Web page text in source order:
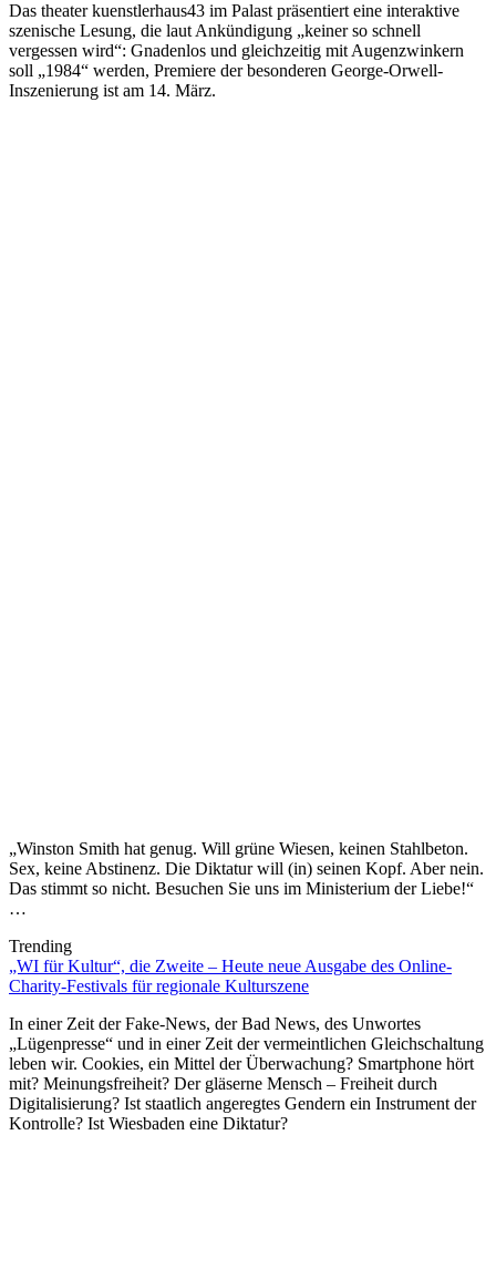
Das theater kuenstlerhaus43 im Palast präsentiert eine interaktive
szenische Lesung, die laut Ankündigung „keiner so schnell
vergessen wird“: Gnadenlos und gleichzeitig mit Augenzwinkern
soll „1984“ werden, Premiere der besonderen George-Orwell-
Inszenierung ist am 14. März.
„Winston Smith hat genug. Will grüne Wiesen, keinen Stahlbeton.
Sex, keine Abstinenz. Die Diktatur will (in) seinen Kopf. Aber nein.
Das stimmt so nicht. Besuchen Sie uns im Ministerium der Liebe!“
…
Trending
„WI für Kultur“, die Zweite – Heute neue Ausgabe des Online-
Charity-Festivals für regionale Kulturszene
In einer Zeit der Fake-News, der Bad News, des Unwortes
„Lügenpresse“ und in einer Zeit der vermeintlichen Gleichschaltung
leben wir. Cookies, ein Mittel der Überwachung? Smartphone hört
mit? Meinungsfreiheit? Der gläserne Mensch – Freiheit durch
Digitalisierung? Ist staatlich angeregtes Gendern ein Instrument der
Kontrolle? Ist Wiesbaden eine Diktatur?